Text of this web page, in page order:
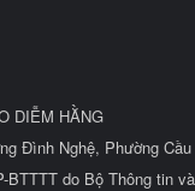
DIỄM HẰNG
Đình Nghệ, Phường
do Bộ Thông tin